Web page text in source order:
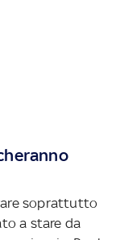
soprattutto
a stare da